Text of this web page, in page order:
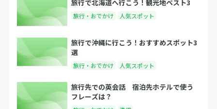
旅行で北海道へ行こう！観光地ベスト3
旅行・おでかけ 人気スポット
旅行で沖縄に行こう！おすすめスポット3
選
旅行・おでかけ 人気スポット
旅行先での英会話 宿泊先ホテルで使う
フレーズは？